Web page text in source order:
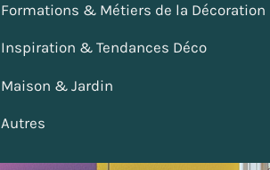
Formations & Métiers de la Décoration
Inspiration & Tendances Déco
Maison & Jardin
Autres